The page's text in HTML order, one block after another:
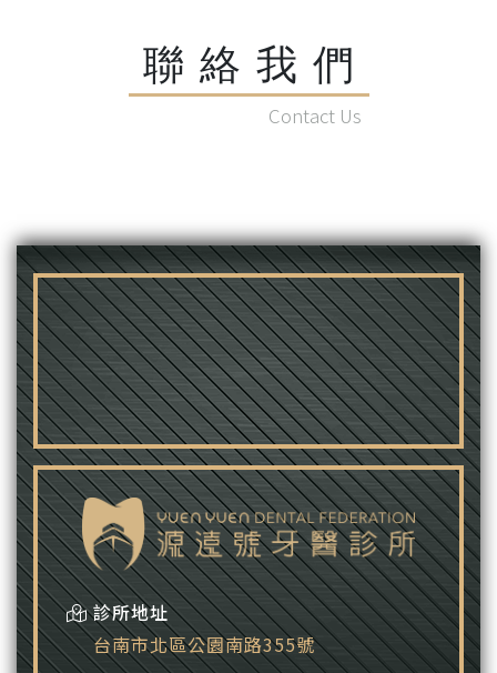
聯絡我們
Contact Us
診所地址
台南市北區公園南路355號